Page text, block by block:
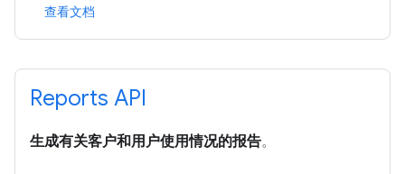
查看文档
Reports API
生成有关客户和用户使用情况的报告。